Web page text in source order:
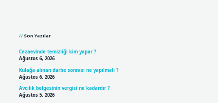
Son Yazılar
Cezaevinde temizliği kim yapar ?
Ağustos 6, 2026
Kulağa alınan darbe sonrası ne yapılmalı ?
Ağustos 6, 2026
Avcılık belgesinin vergisi ne kadardır ?
Ağustos 5, 2026